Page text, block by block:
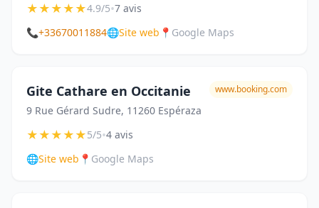
★★★★★4.9/5•7 avis
📞+33670011884🌐Site web 📍 Google Maps
Gite Cathare en Occitanie
9 Rue Gérard Sudre, 11260 Espéraza
www.booking.com
★★★★★5/5•4 avis
🌐Site web 📍 Google Maps